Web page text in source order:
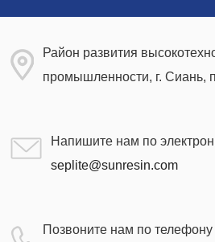
Район развития
промышленности, г. Сиань,
Напишите нам по
seplite@sunresin.com
Позвоните нам по телефону